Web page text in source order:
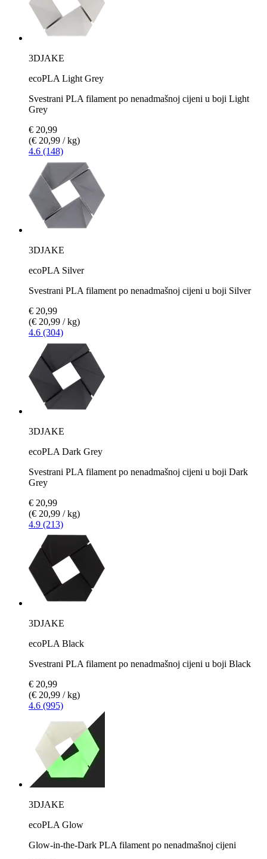
3DJAKE
ecoPLA Light Grey
Svestrani PLA filament po nenadmašnoj cijeni u boji Light
Grey
€ 20,99
(€ 20,99 / kg)
4.6 (148)
3DJAKE
ecoPLA Silver
Svestrani PLA filament po nenadmašnoj cijeni u boji Silver
€ 20,99
(€ 20,99 / kg)
4.6 (304)
3DJAKE
ecoPLA Dark Grey
Svestrani PLA filament po nenadmašnoj cijeni u boji Dark
Grey
€ 20,99
(€ 20,99 / kg)
4.9 (213)
3DJAKE
ecoPLA Black
Svestrani PLA filament po nenadmašnoj cijeni u boji Black
€ 20,99
(€ 20,99 / kg)
4.6 (995)
3DJAKE
ecoPLA Glow
Glow-in-the-Dark PLA filament po nenadmašnoj cijeni